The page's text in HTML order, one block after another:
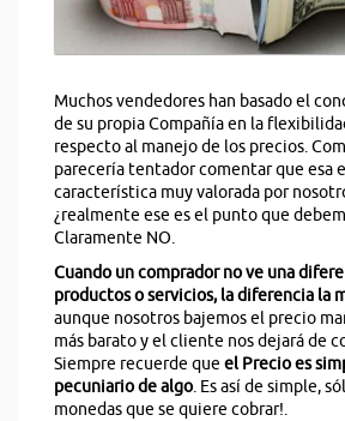
Muchos vendedores han basado el
de su propia Compañía en la
respecto al manejo de los precios.
parecería tentador comentar que esa
característica muy valorada por
¿realmente ese es el punto que
Claramente NO.
Cuando un comprador no ve una
productos o servicios, la diferencia la
aunque nosotros bajemos el precio
más barato y el cliente nos dejará de
Siempre recuerde que el Precio es
pecuniario de algo. Es así de simple,
monedas que se quiere cobrar!.